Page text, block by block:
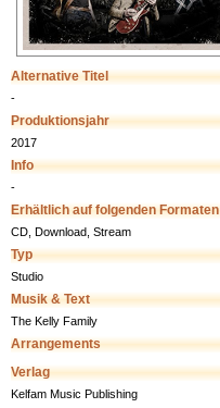
Alternative Titel
-
Produktionsjahr
2017
Info
-
Erhältlich auf folgenden Formaten
CD, Download, Stream
Typ
Studio
Musik & Text
The Kelly Family
Arrangements
Verlag
Kelfam Music Publishing